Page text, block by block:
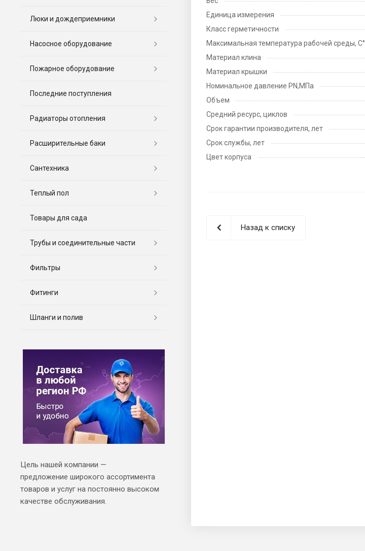
Единица измерения
Класс герметичности
Максимальная температура рабочей среды, С°
Материал клина
Материал крышки
Номинальное давление PN,МПа
Объем
Средний ресурс, циклов
Срок гарантии производителя, лет
Срок службы, лет
Цвет корпуса
Назад к списку
Люки и дождеприемники
Насосное оборудование
Пожарное оборудование
Последние поступления
Радиаторы отопления
Расширительные баки
Сантехника
Теплый пол
Товары для сада
Трубы и соединительные части
Фильтры
Фитинги
Шланги и полив
Цель нашей компании —
предложение широкого ассортимента
товаров и услуг на постоянно высоком
качестве обслуживания.